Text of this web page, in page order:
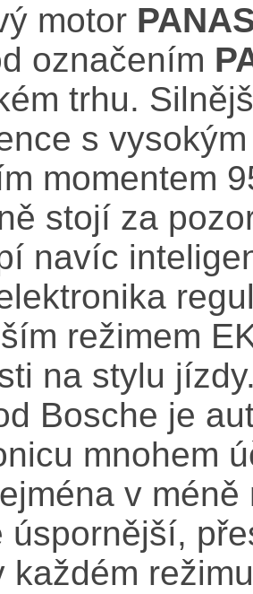
motor
označením
trhu.
s
momentem
stojí za
navíc
režimem
na stylu
Bosche je
mnohem
v
úspornější,
každém